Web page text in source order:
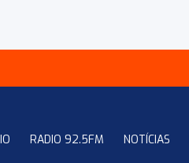
RADIO 92.5FM NOTÍCIAS